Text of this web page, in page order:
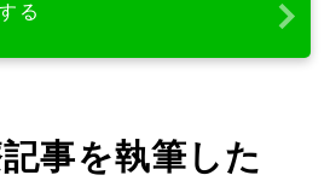
る
事を執筆した